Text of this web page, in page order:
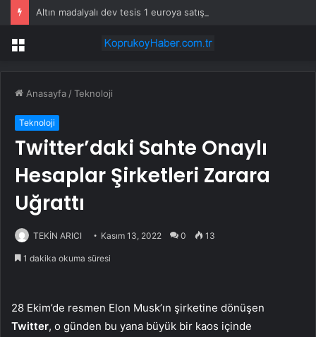
Menü
Anasayfa /Teknoloji
Teknoloji
Twitter’daki Sahte Onaylı
Hesaplar Şirketleri Zarara
Uğrattı
TEKİN ARICI Kasım 13, 2022 0 13
1 dakika okuma süresi
28 Ekim’de resmen Elon Musk’ın şirketine dönüşen
Twitter, o günden bu yana büyük bir kaos içinde